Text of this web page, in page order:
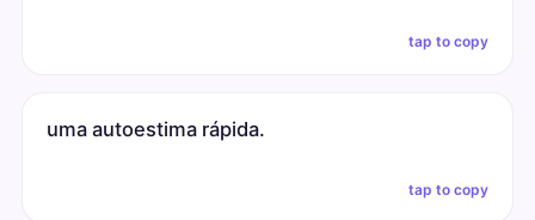
tap to copy
uma autoestima rápida.
tap to copy